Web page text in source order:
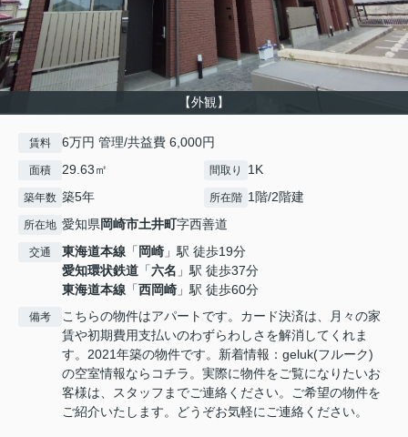
【外観】
賃料 6万円 管理/共益費 6,000円
面積 29.63㎡ 間取り 1K
築年数 築5年 所在階 1階/2階建
所在地 愛知県岡崎市土井町字西善道
交通 東海道本線 「 岡崎 」駅 徒歩19分
愛知環状鉄道 「六名 」駅 徒歩37分
東海道本線 「西岡崎 」駅 徒歩60分
備考
こちらの物件はアパートです。カード決済は、月々の家
賃や初期費用支払いのわずらわしさを解消してくれま
す。2021年築の物件です。新着情報：geluk(フルーク)
の空室情報ならコチラ。実際に物件をご覧になりたいお
客様は、スタッフまでご連絡ください。ご希望の物件を
ご紹介いたします。どうぞお気軽にご連絡ください。